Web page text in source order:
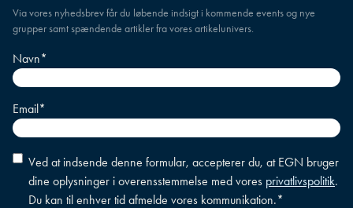
Via vores nyhedsbrev får du løbende indsigt i kommende events og nye
grupper samt spændende artikler fra vores artikelunivers.
Navn*
Email*
Accepter
betingelser*
Ved at indsende denne formular, accepterer du, at EGN bruger
dine oplysninger i overensstemmelse med vores privatlivspolitik.
Du kan til enhver tid afmelde vores kommunikation.*